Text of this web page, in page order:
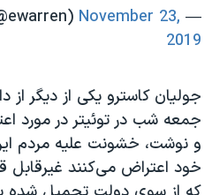
— Elizabeth Warren (@ewarren)
November 23,
2019
جولیان کاسترو یکی از دیگر
جمعه شب در توئیتر در مورد
و نوشت، خشونت علیه مردم
خود اعتراض می‌کنند غیرقابل